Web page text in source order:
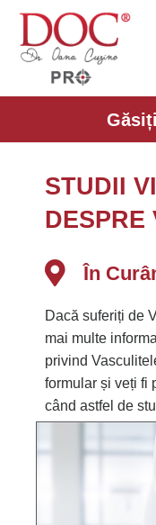
STUDII
DESPRE
În
Dacă suferiți de
mai multe
privind
formular și veți fi
când astfel de